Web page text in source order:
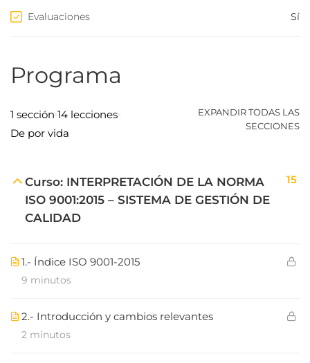
Evaluaciones Sí
Programa
1 sección 14 lecciones
De por vida
EXPANDIR TODAS LAS
SECCIONES
Curso: INTERPRETACIÓN DE LA NORMA
ISO 9001:2015 – SISTEMA DE GESTIÓN DE
CALIDAD
15
1.- Índice ISO 9001-2015
9 minutos
2.- Introducción y cambios relevantes
2 minutos